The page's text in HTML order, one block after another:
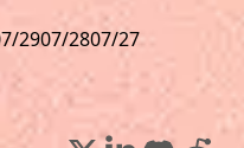
2907/2807/27